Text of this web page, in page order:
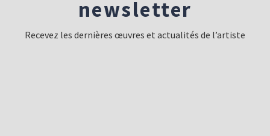
newsletter
Recevez les dernières œuvres et actualités de l’artiste